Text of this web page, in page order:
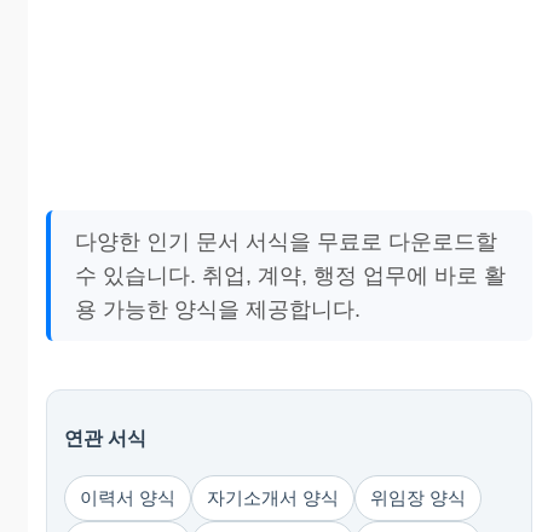
다양한 인기 문서 서식을 무료로 다운로드할
수 있습니다. 취업, 계약, 행정 업무에 바로 활
용 가능한 양식을 제공합니다.
연관 서식
이력서 양식 자기소개서 양식 위임장 양식